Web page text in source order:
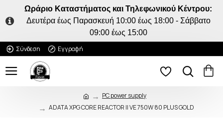
Ωράριο Καταστήματος και Τηλεφωνικού Κέντρου:
Δευτέρα έως Παρασκευή 10:00 έως 18:00 - Σάββατο
09:00 έως 15:00
Σύνδεση
Εγγραφή
PC power supply
ADATA XPG CORE REACTOR II VE 750W 80 PLUS GOLD